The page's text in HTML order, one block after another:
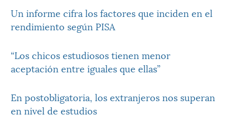
Un informe cifra los factores que inciden en el
rendimiento según PISA
“Los chicos estudiosos tienen menor
aceptación entre iguales que ellas”
En postobligatoria, los extranjeros nos superan
en nivel de estudios